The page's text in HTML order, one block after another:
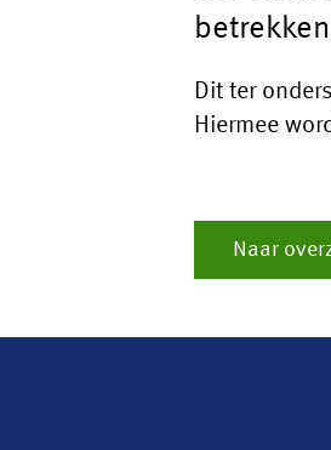
Dit ter
Hiermee
Naar